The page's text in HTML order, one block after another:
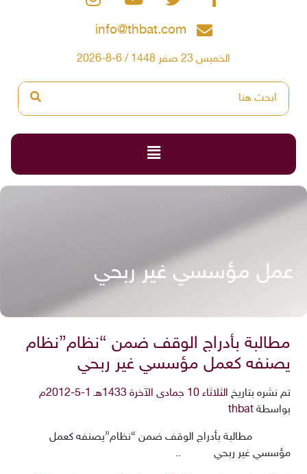
info@thbat.com
الخميس 23 صفر 1448 / 6-8-2026
عمل مؤسسي غير ربحي
مطالبة بأدراج الوقف ضمن “نظام”نظام
يصنفه كعمل مؤسسي غير ربحي
تم نشره بتاريخ الثلاثاء 10 جمادى الآخرة 1433هـ 1-5-2012م
بواسطة thbat
مطالبة بأدراج الوقف ضمن “نظام”يصنفه كعمل
مؤسسي غير ربحي ..